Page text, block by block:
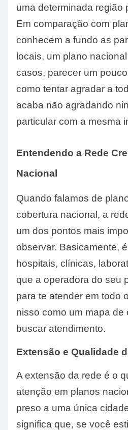
uma determinada região
Em comparação com
conhecem a fundo as
locais, um plano
casos, parecer um
como tentar agradar a
acaba não agradando
particular com a mesma
Entendendo a Rede
Nacional
Quando falamos de
cobertura nacional, a
um dos pontos mais
observar. Basicamente,
hospitais, clínicas,
que a operadora do seu
para te atender em todo
nisso como um mapa de
buscar atendimento.
Extensão e Qualidade
A extensão da rede é o
atenção em planos
preso a uma única
significa que, se você